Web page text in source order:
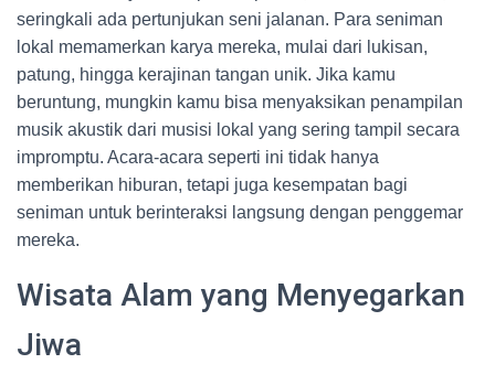
seringkali ada pertunjukan seni jalanan. Para seniman
lokal memamerkan karya mereka, mulai dari lukisan,
patung, hingga kerajinan tangan unik. Jika kamu
beruntung, mungkin kamu bisa menyaksikan penampilan
musik akustik dari musisi lokal yang sering tampil secara
impromptu. Acara-acara seperti ini tidak hanya
memberikan hiburan, tetapi juga kesempatan bagi
seniman untuk berinteraksi langsung dengan penggemar
mereka.
Wisata Alam yang Menyegarkan
Jiwa